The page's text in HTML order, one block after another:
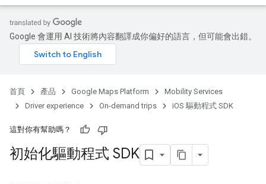
Google 會運用 AI 技術將內容翻譯成你偏好的語言，但可能會出錯。
首頁 產品 Google Maps Platform
Mobility Services
Driver experience
On-demand trips iOS 驅動程式 SDK
這對你有幫助嗎？
初始化驅動程式 SDK